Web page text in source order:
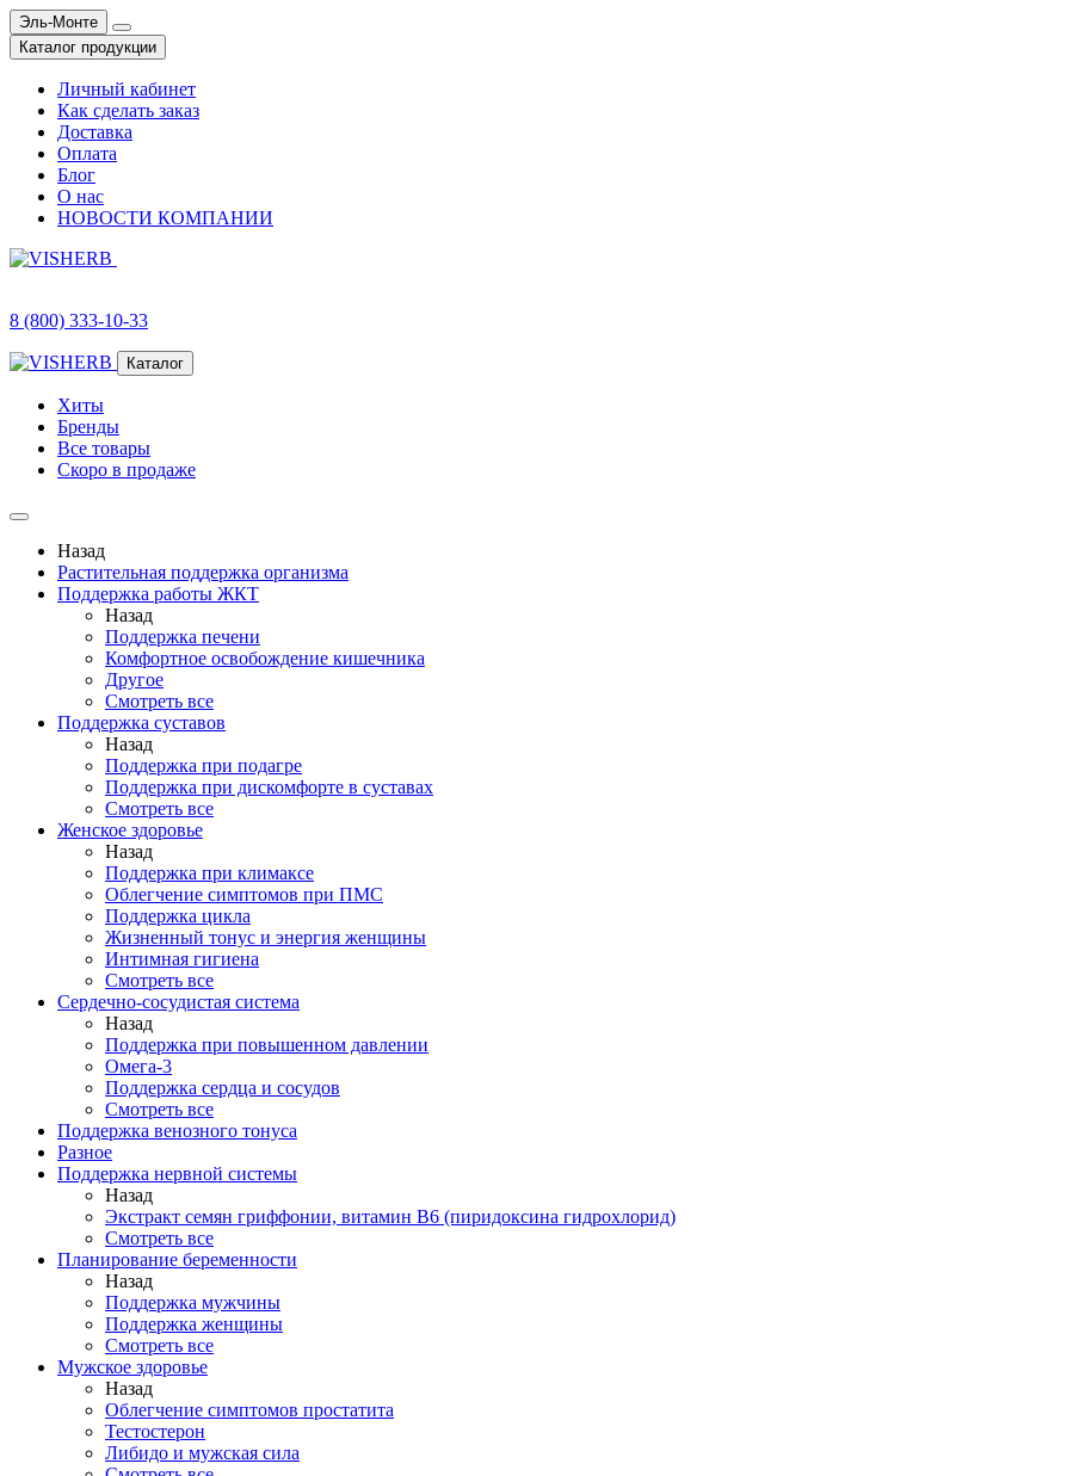
Эль-Монте
Каталог продукции
Личный кабинет
Как сделать заказ
Доставка
Оплата
Блог
О нас
НОВОСТИ КОМПАНИИ
8 (800) 333-10-33
Каталог
Хиты
Бренды
Все товары
Скоро в продаже
Назад
Растительная поддержка организма
Поддержка работы ЖКТ
Назад
Поддержка печени
Комфортное освобождение кишечника
Другое
Смотреть все
Поддержка суставов
Назад
Поддержка при подагре
Поддержка при дискомфорте в суставах
Смотреть все
Женское здоровье
Назад
Поддержка при климаксе
Облегчение симптомов при ПМС
Поддержка цикла
Жизненный тонус и энергия женщины
Интимная гигиена
Смотреть все
Сердечно-сосудистая система
Назад
Поддержка при повышенном давлении
Омега-3
Поддержка сердца и сосудов
Смотреть все
Поддержка венозного тонуса
Разное
Поддержка нервной системы
Назад
Экстракт семян гриффонии, витамин В6 (пиридоксина гидрохлорид)
Смотреть все
Планирование беременности
Назад
Поддержка мужчины
Поддержка женщины
Смотреть все
Мужское здоровье
Назад
Облегчение симптомов простатита
Тестостерон
Либидо и мужская сила